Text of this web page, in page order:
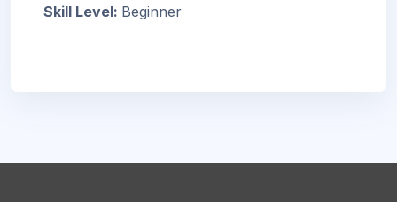
Skill Level: Beginner